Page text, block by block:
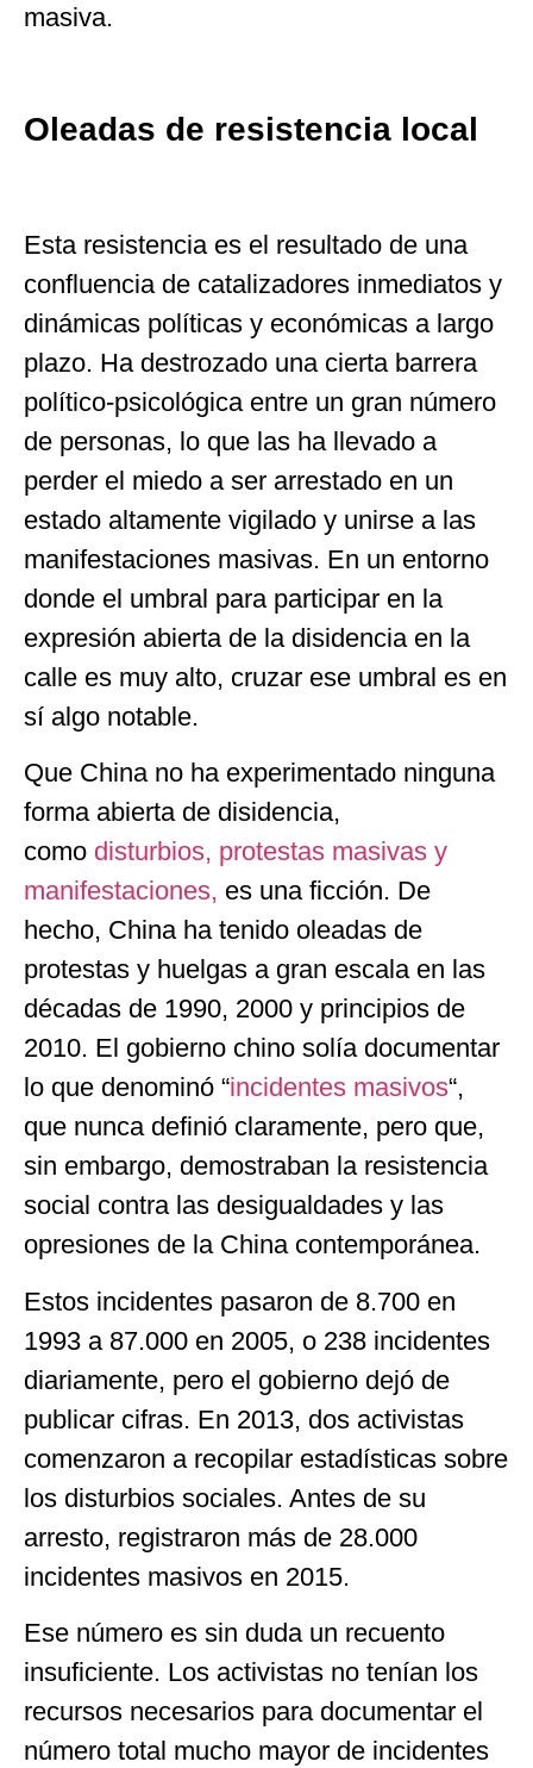
masiva.
Oleadas de resistencia local
Esta resistencia es el resultado de una
confluencia de catalizadores inmediatos y
dinámicas políticas y económicas a largo
plazo. Ha destrozado una cierta barrera
político-psicológica entre un gran número
de personas, lo que las ha llevado a
perder el miedo a ser arrestado en un
estado altamente vigilado y unirse a las
manifestaciones masivas. En un entorno
donde el umbral para participar en la
expresión abierta de la disidencia en la
calle es muy alto, cruzar ese umbral es en
sí algo notable.
Que China no ha experimentado ninguna
forma abierta de disidencia,
como disturbios, protestas masivas y
manifestaciones, es una ficción. De
hecho, China ha tenido oleadas de
protestas y huelgas a gran escala en las
décadas de 1990, 2000 y principios de
2010. El gobierno chino solía documentar
lo que denominó “incidentes masivos“,
que nunca definió claramente, pero que,
sin embargo, demostraban la resistencia
social contra las desigualdades y las
opresiones de la China contemporánea.
Estos incidentes pasaron de 8.700 en
1993 a 87.000 en 2005, o 238 incidentes
diariamente, pero el gobierno dejó de
publicar cifras. En 2013, dos activistas
comenzaron a recopilar estadísticas sobre
los disturbios sociales. Antes de su
arresto, registraron más de 28.000
incidentes masivos en 2015.
Ese número es sin duda un recuento
insuficiente. Los activistas no tenían los
recursos necesarios para documentar el
número total mucho mayor de incidentes